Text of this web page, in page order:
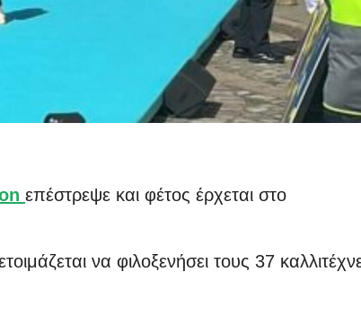
επέστρεψε και φέτος έρχεται στο
να φιλοξενήσει τους 37